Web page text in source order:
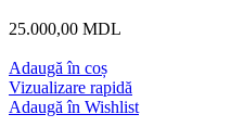
25.000,00 MDL
Adaugă în coș
Vizualizare rapidă
Adaugă în Wishlist